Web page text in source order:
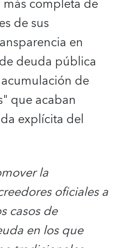
de sus
en
deuda pública
de
que acaban
explícita del
la
oficiales a
casos de
en los que